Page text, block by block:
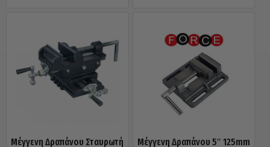
Μέγγενη Δραπάνου Σταυρωτή
Μέγγενη Δραπάνου 5″ 125mm